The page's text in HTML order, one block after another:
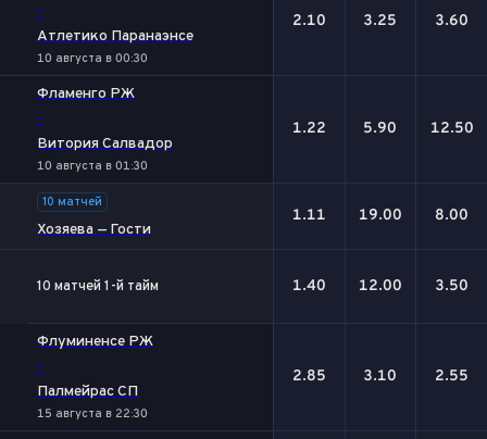
-
Атлетико Паранаэнсе
10 августа в 00:30
2.10 3.25 3.60
Фламенго РЖ
-
Витория Салвадор
10 августа в 01:30
1.22 5.90 12.50
10 матчей
Хозяева — Гости
1.11 19.00 8.00
10 матчей 1-й тайм 1.40 12.00 3.50
Флуминенсе РЖ
-
Палмейрас СП
15 августа в 22:30
2.85 3.10 2.55